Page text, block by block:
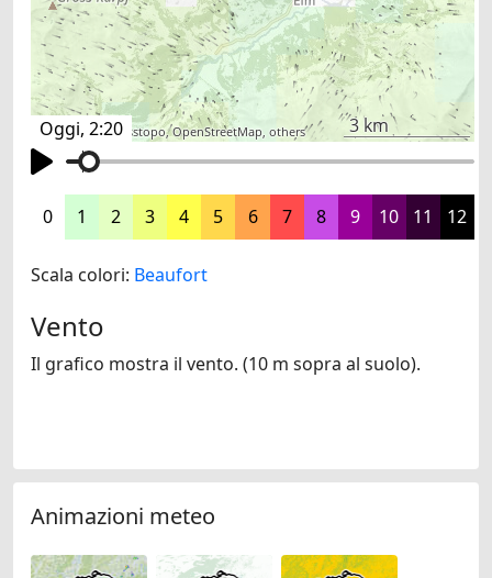
Oggi, 2:20
©search.ch,swisstopo,OpenStreetMap others 3 km
0 1 2 3 4 5 6 7 8 9 10 11 12
Scala colori: Beaufort
Vento
Il grafico mostra il vento. (10 m sopra al suolo).
Animazioni meteo